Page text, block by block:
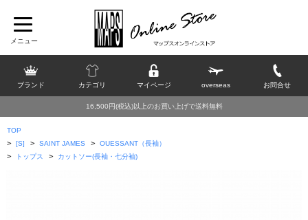
ブランド カテゴリ マイページ overseas お問合せ
16,500円(税込)以上のお買い上げで送料無料
TOP
> [S] > SAINT JAMES > OUESSANT（長袖）
> トップス > カットソー(長袖・七分袖)